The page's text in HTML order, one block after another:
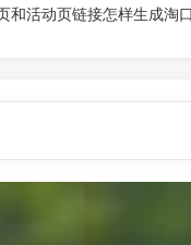
和活动页链接怎样生成淘